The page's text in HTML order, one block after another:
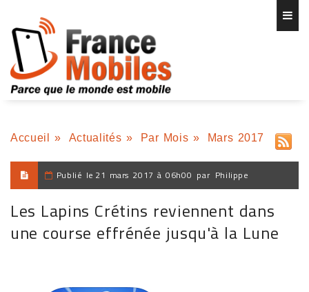
Accueil » Actualités » Par Mois » Mars 2017
Publié le 21 mars 2017 à 06h00 par Philippe
Les Lapins Crétins reviennent dans
une course effrénée jusqu'à la Lune